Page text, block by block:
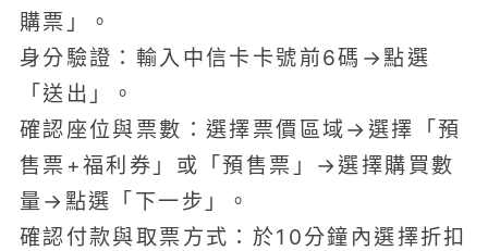
購票」。
身分驗證：輸入中信卡卡號前6碼→點選
「送出」。
確認座位與票數：選擇票價區域→選擇「預
售票+福利券」或「預售票」→選擇購買數
量→點選「下一步」。
確認付款與取票方式：於10分鐘內選擇折扣